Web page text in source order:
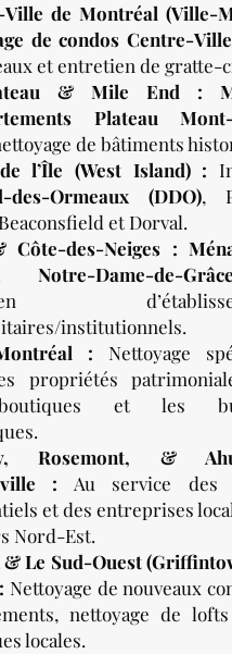
Ville de Montréal (Ville-
de condos Centre-Ville
et entretien de gratte-
& Mile End :
Plateau
de bâtiments
l’Île (West Island) :
des-Ormeaux (DDO),
et Dorval.
Côte-des-Neiges :
Notre-Dame-de-Grâce
institutionnels.
: Nettoyage
propriétés
boutiques et les
Rosemont, &
: Au service des
et des entreprises
Nord-Est.
& Le Sud-Ouest
Nettoyage de nouveaux
nettoyage de
locales.